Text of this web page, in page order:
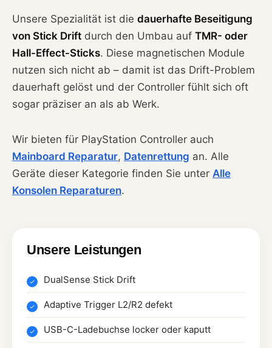
Unsere Spezialität ist die dauerhafte Beseitigung
von Stick Drift durch den Umbau auf TMR- oder
Hall-Effect-Sticks. Diese magnetischen Module
nutzen sich nicht ab – damit ist das Drift-Problem
dauerhaft gelöst und der Controller fühlt sich oft
sogar präziser an als ab Werk.
Wir bieten für PlayStation Controller auch
Mainboard Reparatur, Datenrettung an. Alle
Geräte dieser Kategorie finden Sie unter Alle
Konsolen Reparaturen.
Unsere Leistungen
DualSense Stick Drift
Adaptive Trigger L2/R2 defekt
USB-C-Ladebuchse locker oder kaputt